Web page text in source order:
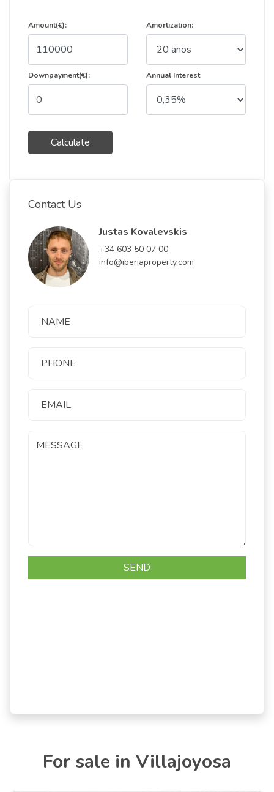
Amount(€):
Downpayment(€):
Calculate
Amortization:
Annual Interest
Contact Us
Justas Kovalevskis
+34 603 50 07 00
info@iberiaproperty.com
For sale in Villajoyosa